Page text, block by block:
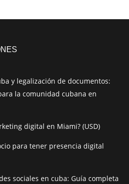
y legalización de documentos:
la comunidad cubana en
digital en Miami? (USD)
para tener presencia digital
sociales en cuba: Guía completa